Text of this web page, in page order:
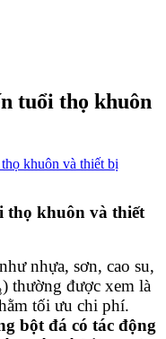
tuổi thọ khuôn
thọ khuôn và thiết
nhựa, sơn, cao su,
thường được xem là
tối ưu chi phí.
bột đá có tác động